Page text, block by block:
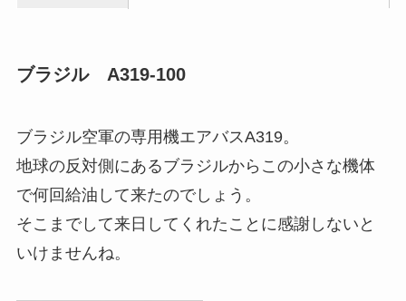
ブラジル A319-100
ブラジル空軍の専用機エアバスA319。
地球の反対側にあるブラジルからこの小さな機体
で何回給油して来たのでしょう。
そこまでして来日してくれたことに感謝しないと
いけませんね。